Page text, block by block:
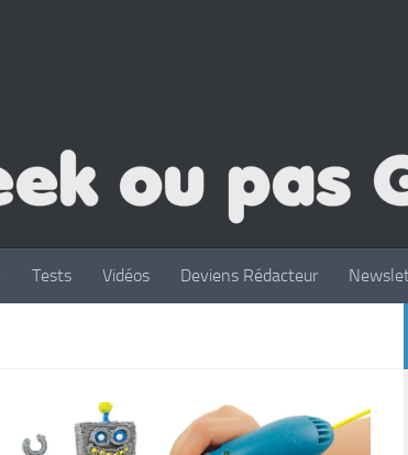
Tests Vidéos Deviens Rédacteur